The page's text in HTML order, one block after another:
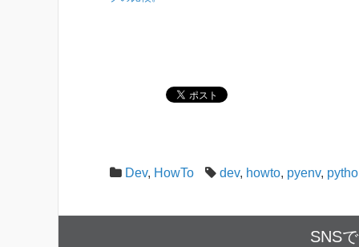
Dev, HowTo dev, howto, pyenv,
SNS